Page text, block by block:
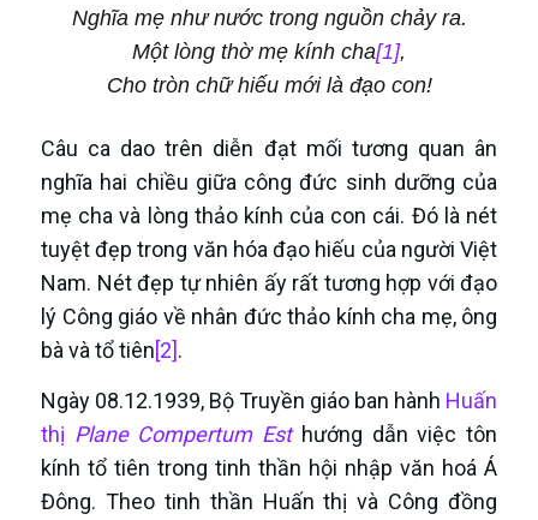
Nghĩa mẹ như nước trong nguồn chảy ra.
Một lòng thờ mẹ kính cha[1],
Cho tròn chữ hiếu mới là đạo con!
Câu ca dao trên diễn đạt mối tương quan ân
nghĩa hai chiều giữa công đức sinh dưỡng của
mẹ cha và lòng thảo kính của con cái. Đó là nét
tuyệt đẹp trong văn hóa đạo hiếu của người Việt
Nam. Nét đẹp tự nhiên ấy rất tương hợp với đạo
lý Công giáo về nhân đức thảo kính cha mẹ, ông
bà và tổ tiên[2].
Ngày 08.12.1939, Bộ Truyền giáo ban hành Huấn
thị Plane Compertum Esthướng dẫn việc tôn
kính tổ tiên trong tinh thần hội nhập văn hoá Á
Đông. Theo tinh thần Huấn thị và Công đồng